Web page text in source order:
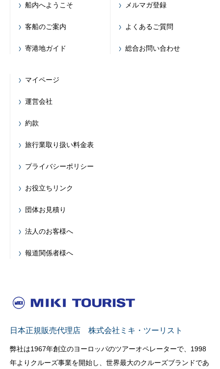
船内へようこそ
客船のご案内
寄港地ガイド
メルマガ登録
よくあるご質問
総合お問い合わせ
マイページ
運営会社
約款
旅行業取り扱い料金表
プライバシーポリシー
お役立ちリンク
団体お見積り
法人のお客様へ
報道関係者様へ
日本正規販売代理店 株式会社ミキ・ツーリスト
弊社は1967年創立のヨーロッパのツアーオペレーターで、1998
年よりクルーズ事業を開始し、世界最大のクルーズブランドであ